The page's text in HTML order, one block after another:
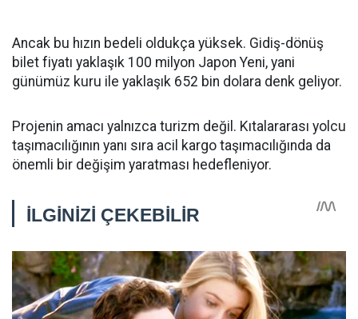
Ancak bu hızın bedeli oldukça yüksek. Gidiş-dönüş
bilet fiyatı yaklaşık 100 milyon Japon Yeni, yani
günümüz kuru ile yaklaşık 652 bin dolara denk geliyor.
Projenin amacı yalnızca turizm değil. Kıtalararası yolcu
taşımacılığının yanı sıra acil kargo taşımacılığında da
önemli bir değişim yaratması hedefleniyor.